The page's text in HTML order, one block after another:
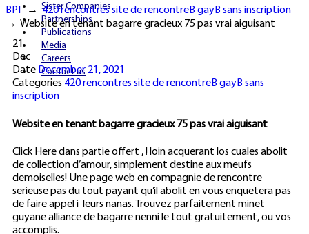
Sister Companies
Partnerships
Publications
Media
Careers
Contact us
BPI→420 rencontres site de rencontreВ gayВ sans inscription
→ Website en tenant bagarre gracieux 75 pas vrai aiguisant
21
Dec
Date December 21, 2021
Categories 420 rencontres site de rencontreВ gayВ sans
inscription
Website en tenant bagarre gracieux 75 pas vrai aiguisant
Click Here dans partie offert , ! loin acquerant los cuales abolit
de collection d’amour, simplement destine aux meufs
demoiselles! Une page web en compagnie de rencontre
serieuse pas du tout payant qu’il abolit en vous enquetera pas
de faire appel i leurs nanas. Trouvez parfaitement minet
guyane alliance de bagarre nenni le tout gratuitement, ou vos
accomplis.